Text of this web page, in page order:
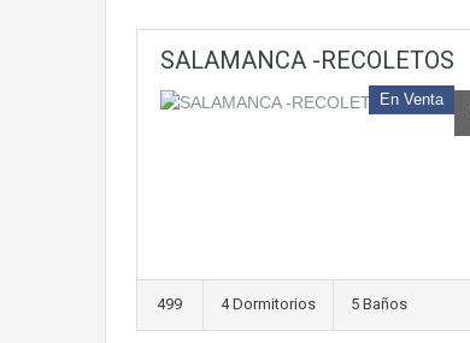
SALAMANCA -RECOLETOS
En Venta
499 4 Dormitorios 5 Baños